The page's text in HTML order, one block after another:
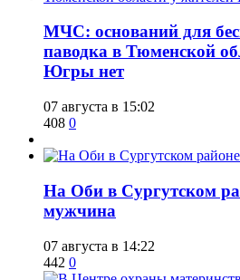
​МЧС: оснований для
паводка в Тюменской
Югры нет
07 августа в 15:02
408 0
​На Оби в Сургутском
мужчина
07 августа в 14:22
442 0